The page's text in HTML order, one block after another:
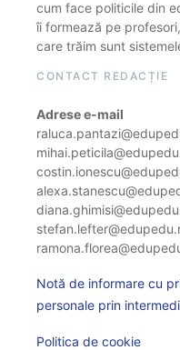
cum face politicile din
îi formează pe
care trăim sunt
CONTACT REDACȚIE
Adrese e-mail
Notă de informare cu
personale prin
Politica de cookie